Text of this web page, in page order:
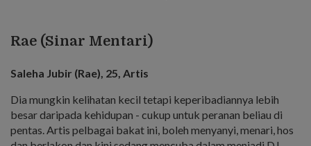
Rae (Sinar Mentari)
Saleha Jubir (Rae), 25, Artis
Dia mungkin kelihatan kecil tetapi keperibadiannya lebih
besar daripada kehidupan - cukup untuk peranan beliau di
pentas. Artis pelbagai bakat ini, boleh menyanyi, menari, hos